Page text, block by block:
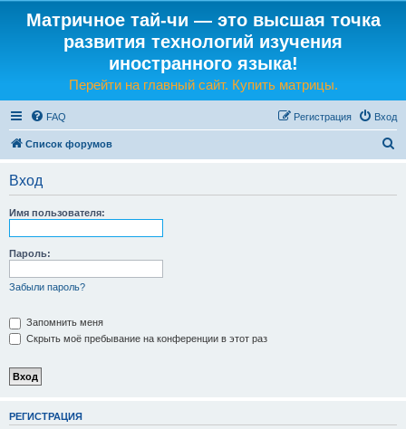
Матричное тай-чи — это высшая точка
развития технологий изучения
иностранного языка!
Перейти на главный сайт. Купить матрицы.
FAQ Вход
Регистрация
Список форумов
Вход
Имя пользователя:
Пароль:
Забыли пароль?
Запомнить меня
Скрыть моё пребывание на конференции в этот раз
РЕГИСТРАЦИЯ